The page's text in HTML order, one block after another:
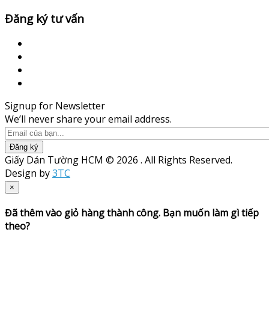
Đăng ký tư vấn
Signup for Newsletter
We’ll never share your email address.
Đăng ký
Giấy Dán Tường HCM © 2026 . All Rights Reserved.
Design by3TC
×
Đã thêm vào giỏ hàng thành công. Bạn muốn làm gì tiếp
theo?